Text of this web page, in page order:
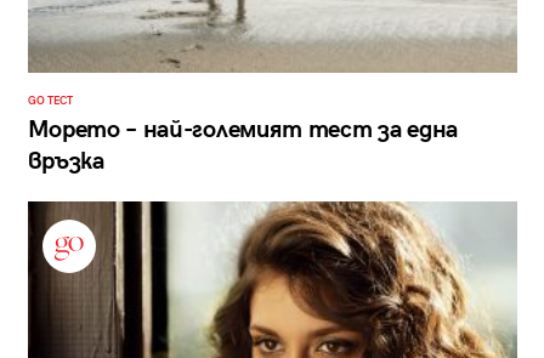
GO ТЕСТ
Морето – най-големият тест за една
връзка